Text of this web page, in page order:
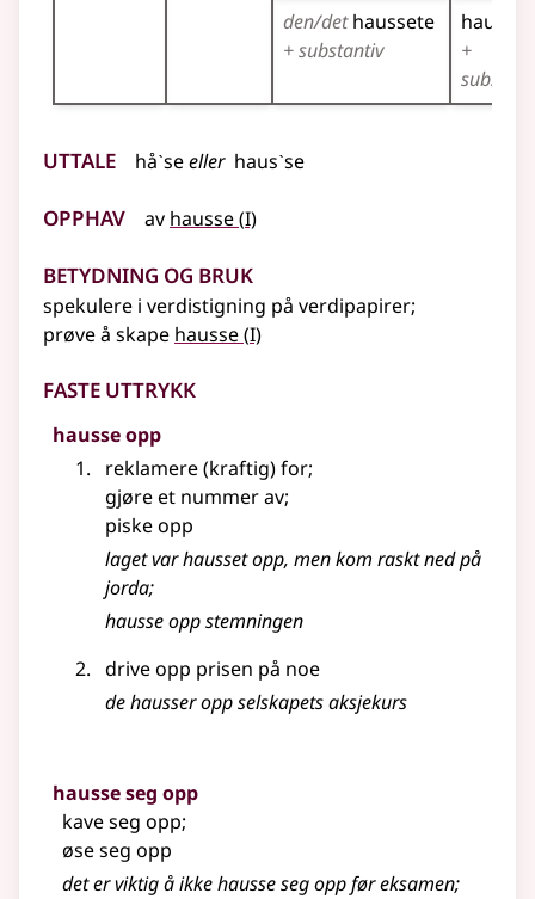
den/dethaussete
+ substantiv
+
Uttale håˋseeller hausˋse
Opphav av hausse(1
I)
Betydning og bruk
spekulere i verdistigning på verdipapirer;
prøve å skape hausse(1
I)
Faste uttrykk
hausse opp
reklamere (kraftig) for;
gjøre et nummer av;
piske opp
laget varhaussetopp, men kom raskt ned på
jorda;
hausse opp stemningen
drive opp prisen på noe
de hausser opp selskapets aksjekurs
hausse seg opp
kave seg opp;
øse seg opp
det er viktig å ikke hausse seg opp før eksamen;